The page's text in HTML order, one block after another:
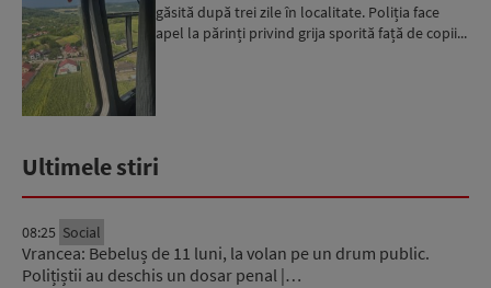
găsită după trei zile în localitate. Poliția face
apel la părinți privind grija sporită față de copii...
Ultimele stiri
08:25 Social
Vrancea: Bebeluș de 11 luni, la volan pe un drum public.
Polițiștii au deschis un dosar penal |…